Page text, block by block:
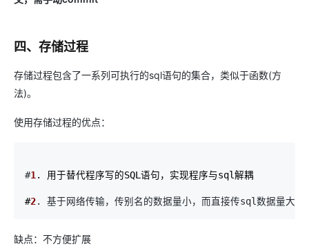
四、存储过程
存储过程包含了一系列可执行的sql语句的集合，类似于函数(方
法)。
使用存储过程的优点：
#1 . 用于替代程序写的SQL语句，实现程序与sql解耦
#2. 基于网络传输，传别名的数据量小，而直接传sql数据量大
缺点：不方便扩展